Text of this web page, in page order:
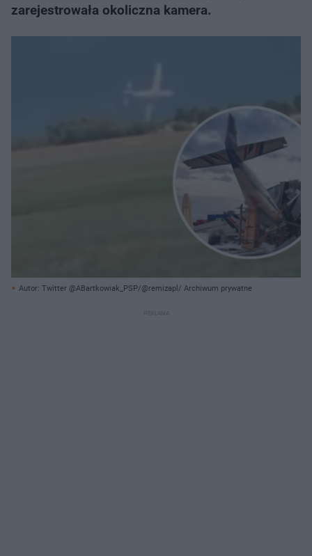
zarejestrowała okoliczna kamera.
Autor: Twitter @ABartkowiak_PSP/@remizapl/ Archiwum prywatne